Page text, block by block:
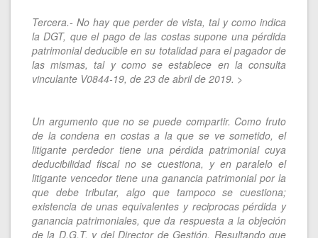
Tercera.- No hay que perder de vista, tal y como indica
la DGT, que el pago de las costas supone una pérdida
patrimonial deducible en su totalidad para el pagador de
las mismas, tal y como se establece en la consulta
vinculante V0844-19, de 23 de abril de 2019. >
Un argumento que no se puede compartir. Como fruto
de la condena en costas a la que se ve sometido, el
litigante perdedor tiene una pérdida patrimonial cuya
deducibilidad fiscal no se cuestiona, y en paralelo el
litigante vencedor tiene una ganancia patrimonial por la
que debe tributar, algo que tampoco se cuestiona;
existencia de unas equivalentes y reciprocas pérdida y
ganancia patrimoniales, que da respuesta a la objeción
de la D.G.T. y del Director de Gestión. Resultando que